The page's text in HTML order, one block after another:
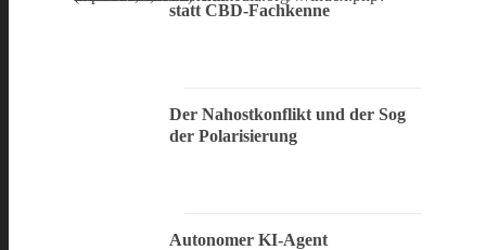
statt CBD-Fachkenne
Der Nahostkonflikt und der Sog
der Polarisierung
Autonomer KI-Agent